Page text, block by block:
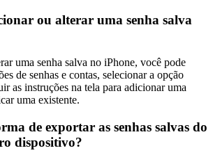
ou alterar uma senha salva
uma senha salva no iPhone, você pode
de senhas e contas, selecionar a opção
as instruções na tela para adicionar uma
uma existente.
de exportar as senhas salvas do
dispositivo?